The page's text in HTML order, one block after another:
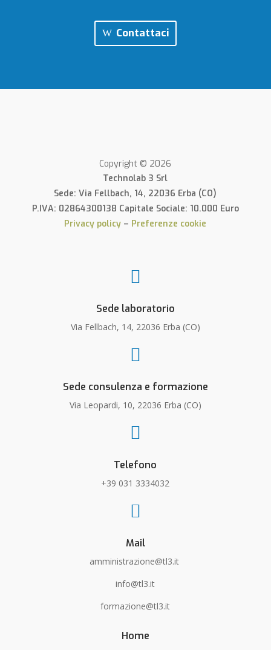
Contattaci
Copyright © 2026
Technolab 3 Srl
Sede: Via Fellbach, 14, 22036 Erba (CO)
P.IVA: 02864300138 Capitale Sociale: 10.000 Euro
Privacy policy – Preferenze cookie

Sede laboratorio
Via Fellbach, 14, 22036 Erba (CO)

Sede consulenza e formazione
Via Leopardi, 10, 22036 Erba (CO)

Telefono
+39 031 3334032

Mail
amministrazione@tl3.it
info@tl3.it
formazione@tl3.it
Home